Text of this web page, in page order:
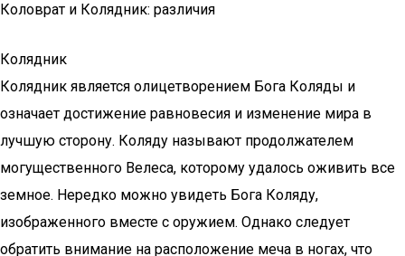
Коловрат и Колядник: различия
Колядник
Колядник является олицетворением Бога Коляды и
означает достижение равновесия и изменение мира в
лучшую сторону. Коляду называют продолжателем
могущественного Велеса, которому удалось оживить все
земное. Нередко можно увидеть Бога Коляду,
изображенного вместе с оружием. Однако следует
обратить внимание на расположение меча в ногах, что